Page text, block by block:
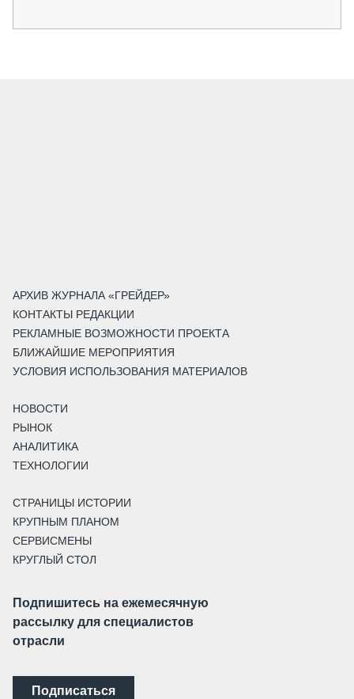
АРХИВ ЖУРНАЛА «ГРЕЙДЕР»
КОНТАКТЫ РЕДАКЦИИ
РЕКЛАМНЫЕ ВОЗМОЖНОСТИ ПРОЕКТА
БЛИЖАЙШИЕ МЕРОПРИЯТИЯ
УСЛОВИЯ ИСПОЛЬЗОВАНИЯ МАТЕРИАЛОВ
НОВОСТИ
РЫНОК
АНАЛИТИКА
ТЕХНОЛОГИИ
СТРАНИЦЫ ИСТОРИИ
КРУПНЫМ ПЛАНОМ
СЕРВИСМЕНЫ
КРУГЛЫЙ СТОЛ
Подпишитесь на ежемесячную
рассылку для специалистов
отрасли
Подписаться